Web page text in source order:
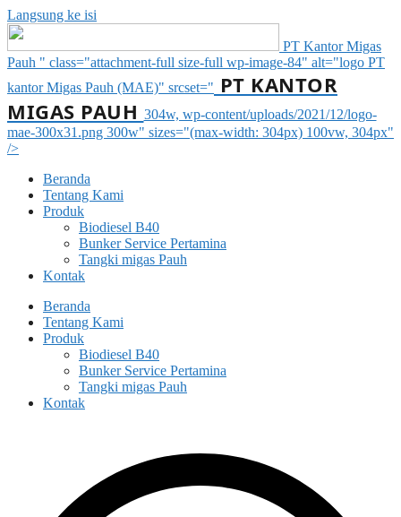
Langsung ke isi
PT Kantor Migas
Pauh " class="attachment-full size-full wp-image-84" alt="logo PT
kantor Migas Pauh (MAE)" srcset=" PT KANTOR
MIGAS PAUH 304w, wp-content/uploads/2021/12/logo-
mae-300x31.png 300w" sizes="(max-width: 304px) 100vw, 304px"
/>
Beranda
Tentang Kami
Produk
Biodiesel B40
Bunker Service Pertamina
Tangki migas Pauh
Kontak
Beranda
Tentang Kami
Produk
Biodiesel B40
Bunker Service Pertamina
Tangki migas Pauh
Kontak